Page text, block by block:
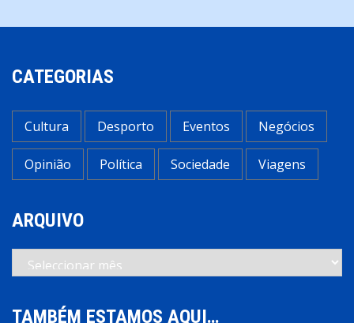
CATEGORIAS
Cultura Desporto Eventos Negócios
Opinião Política Sociedade Viagens
ARQUIVO
Arquivo
TAMBÉM ESTAMOS AQUI…